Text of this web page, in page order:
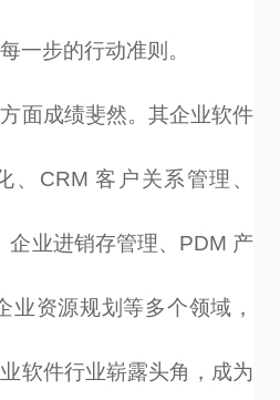
一步的行动准则。
面成绩斐然。其企业软件
、 CRM客户关系管理、
业进销存管理、 PDM 产
业资源规划等多个领域，
软件行业崭露头角，成为